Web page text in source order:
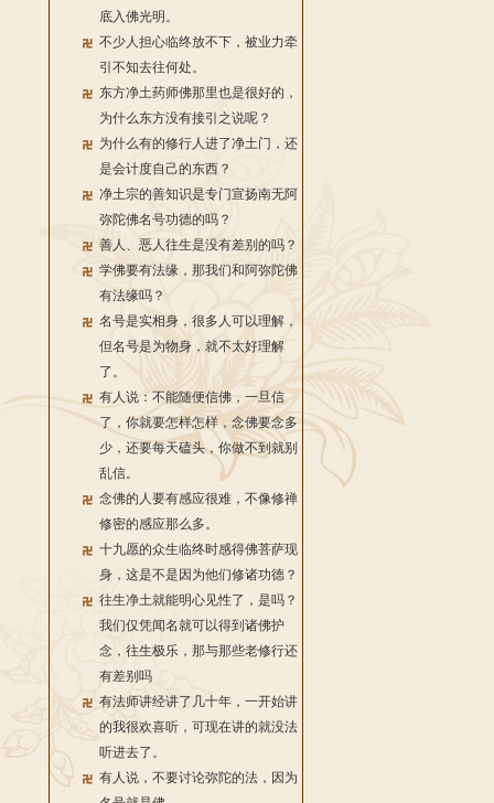
底入佛光明。
不少人担心临终放不下，被业力牵
引不知去往何处。
东方净土药师佛那里也是很好的，
为什么东方没有接引之说呢？
为什么有的修行人进了净土门，还
是会计度自己的东西？
净土宗的善知识是专门宣扬南无阿
弥陀佛名号功德的吗？
善人、恶人往生是没有差别的吗？
学佛要有法缘，那我们和阿弥陀佛
有法缘吗？
名号是实相身，很多人可以理解，
但名号是为物身，就不太好理解
了。
有人说：不能随便信佛，一旦信
了，你就要怎样怎样，念佛要念多
少，还要每天磕头，你做不到就别
乱信。
念佛的人要有感应很难，不像修禅
修密的感应那么多。
十九愿的众生临终时感得佛菩萨现
身，这是不是因为他们修诸功德？
往生净土就能明心见性了，是吗？
我们仅凭闻名就可以得到诸佛护
念，往生极乐，那与那些老修行还
有差别吗
有法师讲经讲了几十年，一开始讲
的我很欢喜听，可现在讲的就没法
听进去了。
有人说，不要讨论弥陀的法，因为